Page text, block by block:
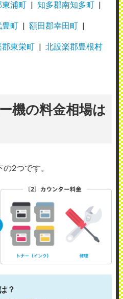
東浦町 知多郡南知多町
豊町 額田郡幸田町
郡東栄町 北設楽郡豊根村
機の料金相場は
2つです。
？